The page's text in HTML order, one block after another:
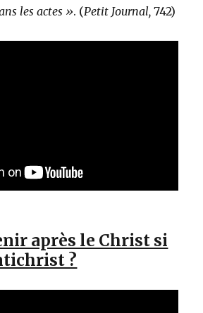
les actes ». (Petit Journal, 742)
après le Christ si
?